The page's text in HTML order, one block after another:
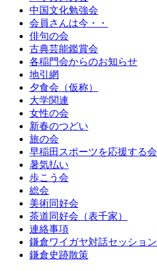
中国文化勉強会
会員さんは今・・
俳句の会
古典芸能鑑賞会
各稲門会からのお知らせ
地引網
夕食会（仮称）
大学関連
女性の会
新春のつどい
旅の会
早稲田スポーツを応援する会
暑気払い
歩こう会
総会
美術同好会
茶道同好会（表千家）
連絡事項
鎌倉ワイガヤ対話セッション
鎌倉史跡散策